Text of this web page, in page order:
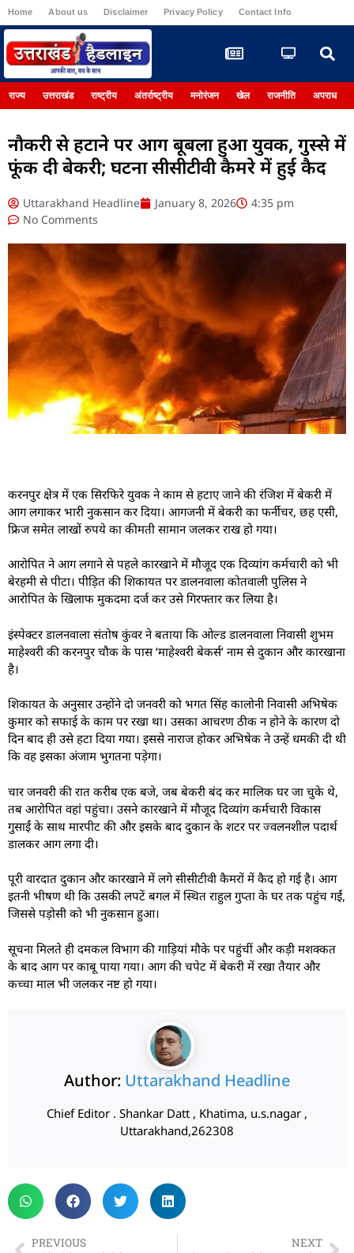
Home About us Disclaimer Privacy Policy Contact Info
राज्य उत्तराखंड राष्ट्रीय अंतर्राष्ट्रीय मनोरंजन खेल राजनीति अपराध
नौकरी से हटाने पर आग बूबला हुआ युवक, गुस्से में
फूंक दी बेकरी; घटना सीसीटीवी कैमरे में हुई कैद
Uttarakhand Headline January 8, 2026
4:35 pm
No Comments
करनपुर क्षेत्र में एक सिरफिरे युवक ने काम से हटाए जाने की रंजिश में बेकरी में
आग लगाकर भारी नुकसान कर दिया। आगजनी में बेकरी का फर्नीचर, छह एसी,
फ्रिज समेत लाखों रुपये का कीमती सामान जलकर राख हो गया।
आरोपित ने आग लगाने से पहले कारखाने में मौजूद एक दिव्यांग कर्मचारी को भी
बेरहमी से पीटा। पीड़ित की शिकायत पर डालनवाला कोतवाली पुलिस ने
आरोपित के खिलाफ मुकदमा दर्ज कर उसे गिरफ्तार कर लिया है।
इंस्पेक्टर डालनवाला संतोष कुंवर ने बताया कि ओल्ड डालनवाला निवासी शुभम
माहेश्वरी की करनपुर चौक के पास ‘माहेश्वरी बेकर्स’ नाम से दुकान और कारखाना
है।
शिकायत के अनुसार उन्होंने दो जनवरी को भगत सिंह कालोनी निवासी अभिषेक
कुमार को सफाई के काम पर रखा था। उसका आचरण ठीक न होने के कारण दो
दिन बाद ही उसे हटा दिया गया। इससे नाराज होकर अभिषेक ने उन्हें धमकी दी थी
कि वह इसका अंजाम भुगतना पड़ेगा।
चार जनवरी की रात करीब एक बजे, जब बेकरी बंद कर मालिक घर जा चुके थे,
तब आरोपित वहां पहुंचा। उसने कारखाने में मौजूद दिव्यांग कर्मचारी विकास
गुसाईं के साथ मारपीट की और इसके बाद दुकान के शटर पर ज्वलनशील पदार्थ
डालकर आग लगा दी।
पूरी वारदात दुकान और कारखाने में लगे सीसीटीवी कैमरों में कैद हो गई है। आग
इतनी भीषण थी कि उसकी लपटें बगल में स्थित राहुल गुप्ता के घर तक पहुंच गईं,
जिससे पड़ोसी को भी नुकसान हुआ।
सूचना मिलते ही दमकल विभाग की गाड़ियां मौके पर पहुंचीं और कड़ी मशक्कत
के बाद आग पर काबू पाया गया। आग की चपेट में बेकरी में रखा तैयार और
कच्चा माल भी जलकर नष्ट हो गया।
Author: Uttarakhand Headline
Chief Editor . Shankar Datt , Khatima, u.s.nagar ,
Uttarakhand,262308
PREVIOUS NEXT